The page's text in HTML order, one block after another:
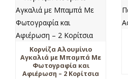
Κορνίζα Αλουμίνιο
Αγκαλιά με Μπαμπά Με
Φωτογραφία και
Αφιέρωση – 2 Κορίτσια